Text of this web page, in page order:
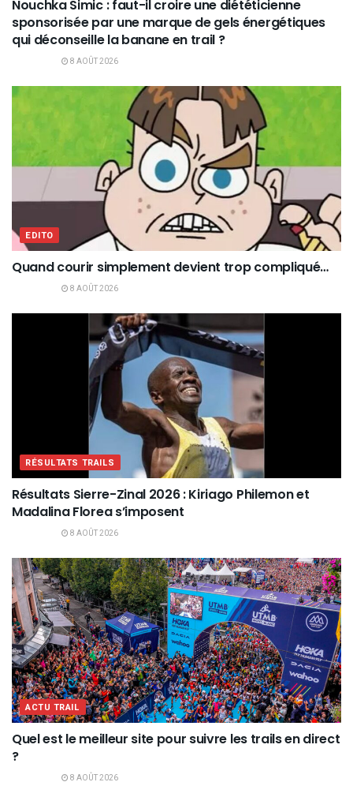
Nouchka Simic : faut-il croire une diététicienne
sponsorisée par une marque de gels énergétiques
qui déconseille la banane en trail ?
8 AOÛT 2026
EDITO
Quand courir simplement devient trop compliqué…
8 AOÛT 2026
RÉSULTATS TRAILS
Résultats Sierre-Zinal 2026 : Kiriago Philemon et
Madalina Florea s’imposent
8 AOÛT 2026
ACTU TRAIL
Quel est le meilleur site pour suivre les trails en direct
?
8 AOÛT 2026